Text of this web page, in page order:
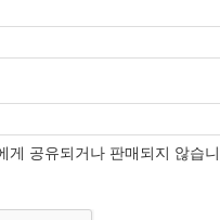
게 공유되거나 판매되지 않습